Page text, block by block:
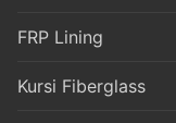
FRP Lining
Kursi Fiberglass